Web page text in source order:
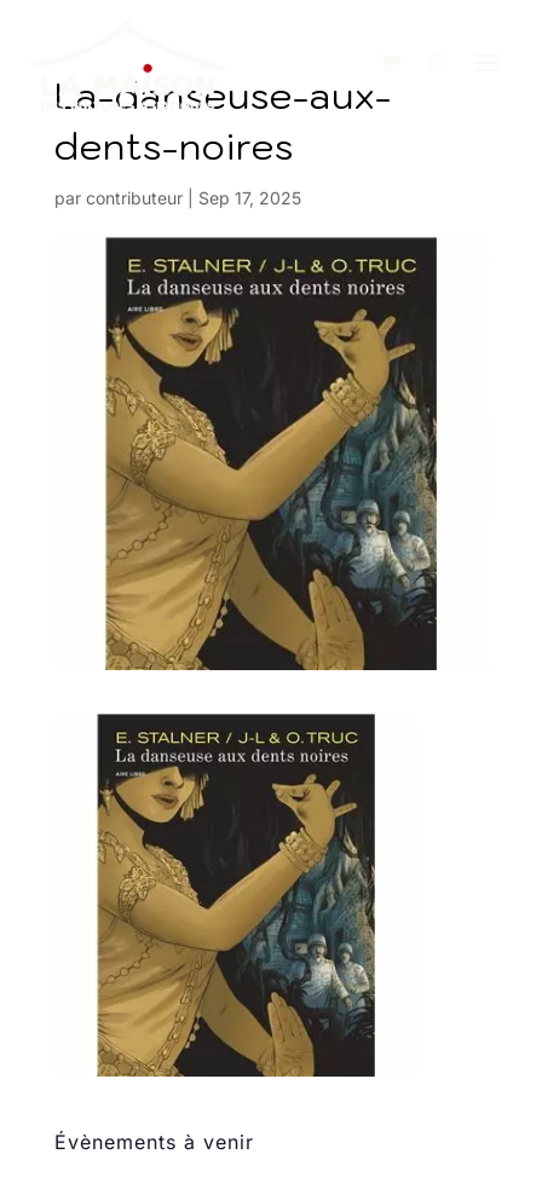
La-danseuse-aux-
dents-noires
par contributeur| Sep 17, 2025
Évènements à venir